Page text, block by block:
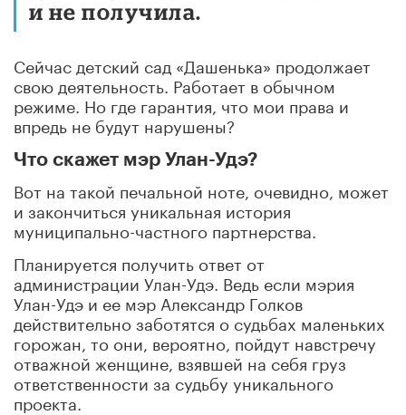
и не получила.
Сейчас детский сад «Дашенька» продолжает
свою деятельность. Работает в обычном
режиме. Но где гарантия, что мои права и
впредь не будут нарушены?
Что скажет мэр Улан-Удэ?
Вот на такой печальной ноте, очевидно, может
и закончиться уникальная история
муниципально-частного партнерства.
Планируется получить ответ от
администрации Улан-Удэ. Ведь если мэрия
Улан-Удэ и ее мэр Александр Голков
действительно заботятся о судьбах маленьких
горожан, то они, вероятно, пойдут навстречу
отважной женщине, взявшей на себя груз
ответственности за судьбу уникального
проекта.